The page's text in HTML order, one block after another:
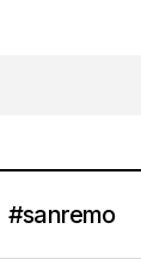
#sanremo